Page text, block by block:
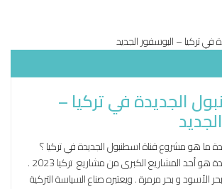
الجديدة في تركيا –
ما هو مشروع قناة اسطنبول الجديدة في تركيا ؟
قناة اسطنبول الجديدة هو أحد المشاريع الكبرى من مشاريع تركيا 2023 .
الأسود و بحر مرمرة . ويعتبره صناع السياسة التركية